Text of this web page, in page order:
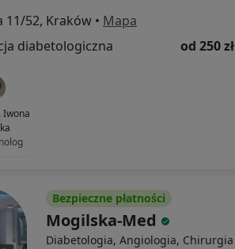
11/52, Kraków • Mapa
diabetologiczna
od 250 zł
Iwona
Bezpieczne płatności
Mogilska-Med
Diabetologia, Angiologia, Chirurgia